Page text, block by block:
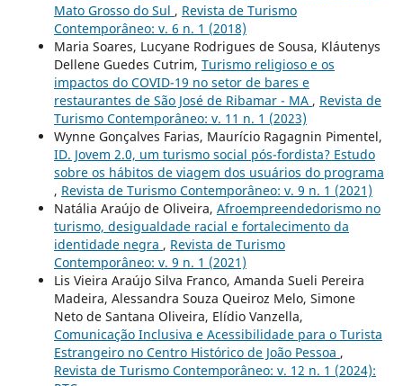
Mato Grosso do Sul , Revista de Turismo
Contemporâneo: v. 6 n. 1 (2018)
Maria Soares, Lucyane Rodrigues de Sousa, Kláutenys
Dellene Guedes Cutrim, Turismo religioso e os
impactos do COVID-19 no setor de bares e
restaurantes de São José de Ribamar - MA , Revista de
Turismo Contemporâneo: v. 11 n. 1 (2023)
Wynne Gonçalves Farias, Maurício Ragagnin Pimentel,
ID. Jovem 2.0, um turismo social pós-fordista? Estudo
sobre os hábitos de viagem dos usuários do programa
, Revista de Turismo Contemporâneo: v. 9 n. 1 (2021)
Natália Araújo de Oliveira, Afroempreendedorismo no
turismo, desigualdade racial e fortalecimento da
identidade negra , Revista de Turismo
Contemporâneo: v. 9 n. 1 (2021)
Lis Vieira Araújo Silva Franco, Amanda Sueli Pereira
Madeira, Alessandra Souza Queiroz Melo, Simone
Neto de Santana Oliveira, Elídio Vanzella,
Comunicação Inclusiva e Acessibilidade para o Turista
Estrangeiro no Centro Histórico de João Pessoa ,
Revista de Turismo Contemporâneo: v. 12 n. 1 (2024):